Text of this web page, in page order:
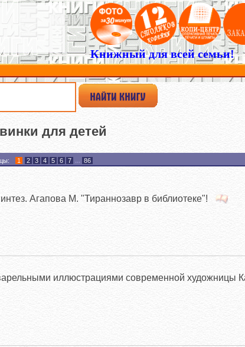
Книжный для всей семьи!
для детей
1 2 3 4 5 6 7 ... 86
Агапова М. "Тираннозавр в библиотеке"!
иллюстрациями современной художницы